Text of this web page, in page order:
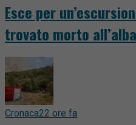
Esce per
trovato morto
Cronaca22 ore fa